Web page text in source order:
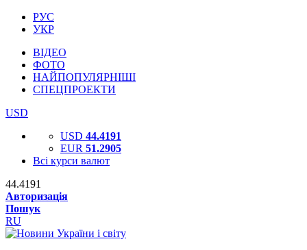
РУС
УКР
ВІДЕО
ФОТО
НАЙПОПУЛЯРНІШІ
СПЕЦПРОЕКТИ
USD
USD 44.4191
EUR 51.2905
Всі курси валют
44.4191
Авторизація
Пошук
RU